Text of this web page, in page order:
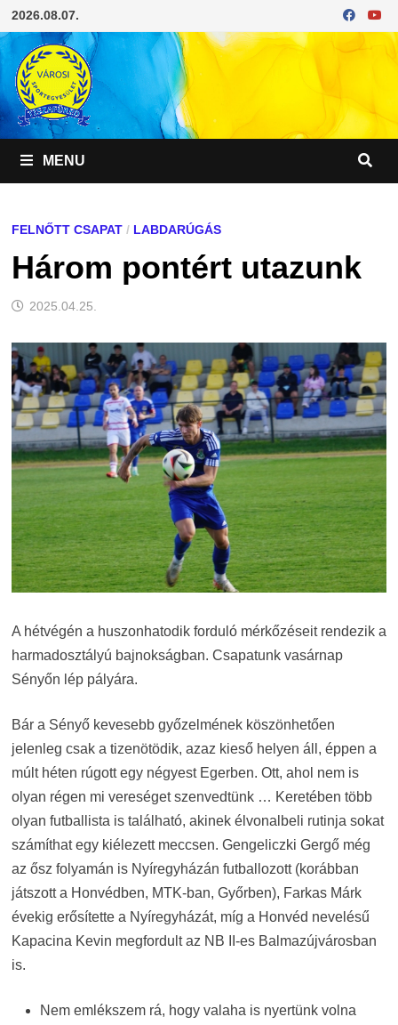
Skip
to
content
2026.08.07.
MENU
FELNŐTT CSAPAT/ LABDARÚGÁS
Három pontért utazunk
2025.04.25.
A hétvégén a huszonhatodik forduló mérkőzéseit rendezik a
harmadosztályú bajnokságban. Csapatunk vasárnap
Sényőn lép pályára.
Bár a Sényő kevesebb győzelmének köszönhetően
jelenleg csak a tizenötödik, azaz kieső helyen áll, éppen a
múlt héten rúgott egy négyest Egerben. Ott, ahol nem is
olyan régen mi vereséget szenvedtünk … Keretében több
olyan futballista is található, akinek élvonalbeli rutinja sokat
számíthat egy kiélezett meccsen. Gengeliczki Gergő még
az ősz folyamán is Nyíregyházán futballozott (korábban
játszott a Honvédben, MTK-ban, Győrben), Farkas Márk
évekig erősítette a Nyíregyházát, míg a Honvéd nevelésű
Kapacina Kevin megfordult az NB II-es Balmazújvárosban
is.
Nem emlékszem rá, hogy valaha is nyertünk volna